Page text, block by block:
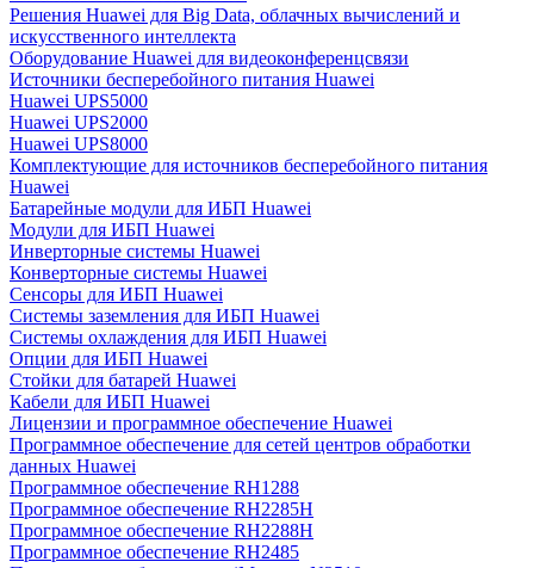
Решения Huawei для Big Data, облачных вычислений и
искусственного интеллекта
Оборудование Huawei для видеоконференцсвязи
Источники бесперебойного питания Huawei
Huawei UPS5000
Huawei UPS2000
Huawei UPS8000
Комплектующие для источников бесперебойного питания
Huawei
Батарейные модули для ИБП Huawei
Модули для ИБП Huawei
Инверторные системы Huawei
Конверторные системы Huawei
Сенсоры для ИБП Huawei
Системы заземления для ИБП Huawei
Системы охлаждения для ИБП Huawei
Опции для ИБП Huawei
Стойки для батарей Huawei
Кабели для ИБП Huawei
Лицензии и программное обеспечение Huawei
Программное обеспечение для сетей центров обработки
данных Huawei
Программное обеспечение RH1288
Программное обеспечение RH2285H
Программное обеспечение RH2288H
Программное обеспечение RH2485